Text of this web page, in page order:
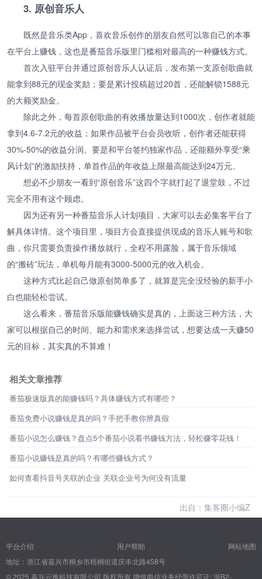
3. 原创音乐人
既然是音乐类App，喜欢音乐创作的朋友自然可以靠自己的本事
在平台上赚钱，这也是番茄音乐版里门槛相对最高的一种赚钱方式。
首次入驻平台并通过原创音乐人认证后，发布第一支原创歌曲就
能拿到88元的现金奖励；要是累计投稿超过20首，还能解锁1588元
的大额奖励金。
除此之外，每首原创歌曲的有效播放量达到1000次，创作者就能
拿到4.6-7.2元的收益；如果作品被平台会员收听，创作者还能获得
30%-50%的收益分润。要是和平台签约独家作品，还能额外享受“乘
风计划”的激励扶持，单首作品的年收益上限最高能达到24万元。
想必不少朋友一看到“原创音乐”这四个字就打起了退堂鼓，不过
完全不用有这个顾虑。
因为还有另一种番茄音乐人计划项目，大家可以去必集客平台了
解具体详情。这个项目里，项目方会直接提供现成的音乐人账号和歌
曲，你只需要负责操作播放就行，全程不用露脸，属于音乐领域
的“搬砖”玩法，单机每月能有3000-5000元的收入机会。
这种方式比起自己做原创简单多了，就算是完全没经验的新手小
白也能轻松尝试。
这么看来，番茄音乐版能赚钱确实是真的，上面这三种方法，大
家可以根据自己的时间、能力和需求来选择尝试，想要达成一天赚50
元的目标，其实真的不算难！
相关文章推荐
番茄极速版真的能赚钱吗？具体赚钱方式有哪些？
番茄免费小说赚钱是真的吗？手把手教你辨真假
番茄小说怎么赚钱？盘点5个番茄小说看书赚钱方法，轻松赚零花钱！
番茄小说赚钱是真的吗？有哪些赚钱方式？
如何查看抖音号关联的企业 关联企业号为何没有流量
出自：集客圈小编Z
平台介绍 用户帮助
网站地图
地址：浙江省嘉兴市桐乡市梧桐街道庆丰北路458号
© 2025 嘉兴云推科技有限公司 版权所有增值电信业务经营许可证: 浙B2-